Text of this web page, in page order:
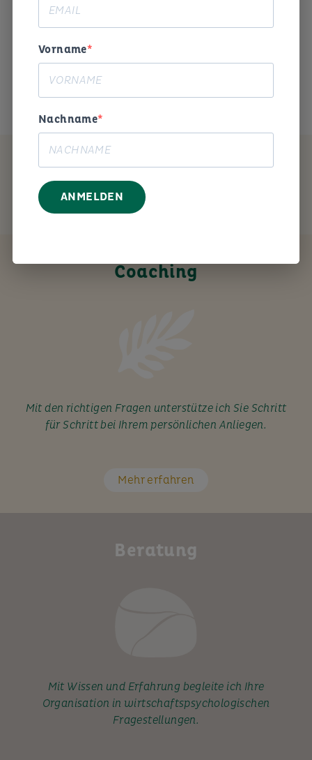
Begeisterung und Humor die
Das ist mein Anliegen.
MEIN ANGEBOT
Coaching
Mit den richtigen Fragen unterstütze ich Sie Schritt
für Schritt bei Ihrem persönlichen Anliegen.
Mehr erfahren
Beratung
Mit Wissen und Erfahrung begleite ich Ihre
Organisation in wirtschaftspsychologischen
Fragestellungen.
Vorname
Nachname
ANMELDEN